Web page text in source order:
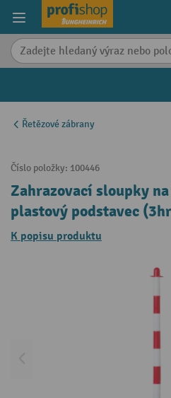
content
Řetězové zábrany
Číslo položky: 100446
Zahrazovací sloupky
plastový podstavec
K popisu produktu